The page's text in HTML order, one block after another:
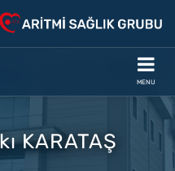
MENU
KARATAŞ